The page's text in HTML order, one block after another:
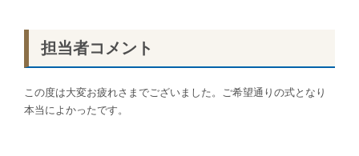
担当者コメント
この度は大変お疲れさまでございました。ご希望通りの式となり
本当によかったです。